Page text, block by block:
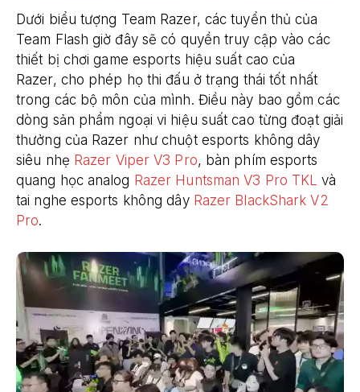
Dưới biểu tượng Team Razer, các tuyển thủ của
Team Flash giờ đây sẽ có quyền truy cập vào các
thiết bị chơi game esports hiệu suất cao của
Razer, cho phép họ thi đấu ở trạng thái tốt nhất
trong các bộ môn của mình. Điều này bao gồm các
dòng sản phẩm ngoại vi hiệu suất cao từng đoạt giải
thưởng của Razer như chuột esports không dây
siêu nhẹ Razer Viper V3 Pro, bàn phím esports
quang học analog Razer Huntsman V3 Pro TKL và
tai nghe esports không dây Razer BlackShark V2
Pro.